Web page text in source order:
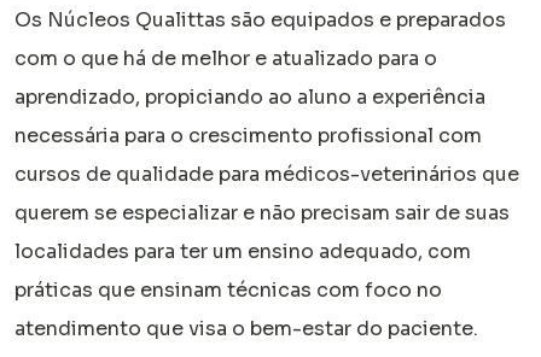
Os Núcleos Qualittas são equipados e preparados
com o que há de melhor e atualizado para o
aprendizado, propiciando ao aluno a experiência
necessária para o crescimento profissional com
cursos de qualidade para médicos-veterinários que
querem se especializar e não precisam sair de suas
localidades para ter um ensino adequado, com
práticas que ensinam técnicas com foco no
atendimento que visa o bem-estar do paciente.